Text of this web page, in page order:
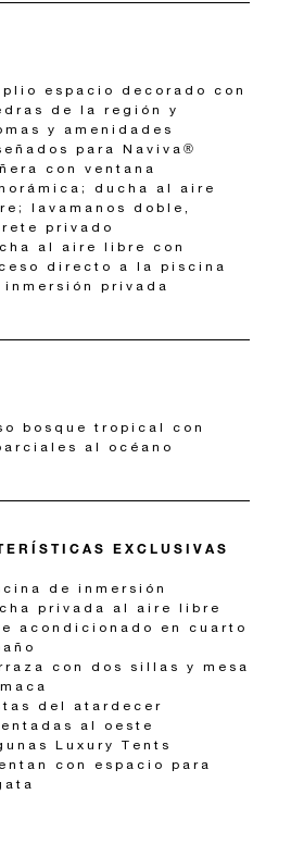
espacio decorado con
de la región y
y amenidades
para Naviva®
con ventana
ducha al aire
lavamanos doble,
privado
al aire libre con
directo a la piscina
inmersión privada
bosque tropical con
al océano
EXCLUSIVAS
de inmersión
privada al aire libre
acondicionado en cuarto
con dos sillas y mesa
del atardecer
al oeste
Luxury Tents
con espacio para